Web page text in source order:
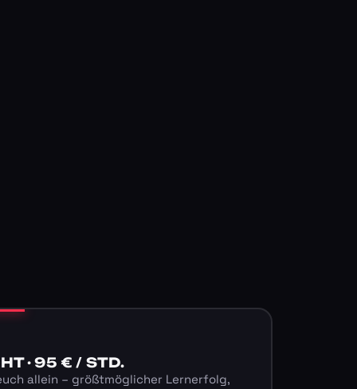
· 95 € / STD.
allein – größtmöglicher Lernerfolg,